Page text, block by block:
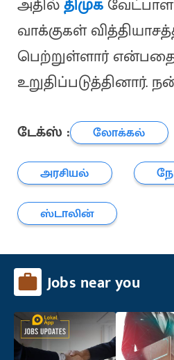
அதில்திமுக
வாக்குகள்
பெற்றுள்ளார்
உறுதிப்படுத்தினார்.
டேக்ஸ் :
லோக்கல்
அரசியல்
ஸ்டாலின்
Jobs near you